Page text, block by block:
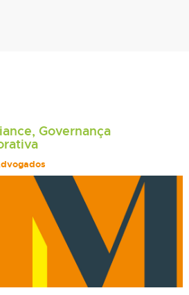
Governança